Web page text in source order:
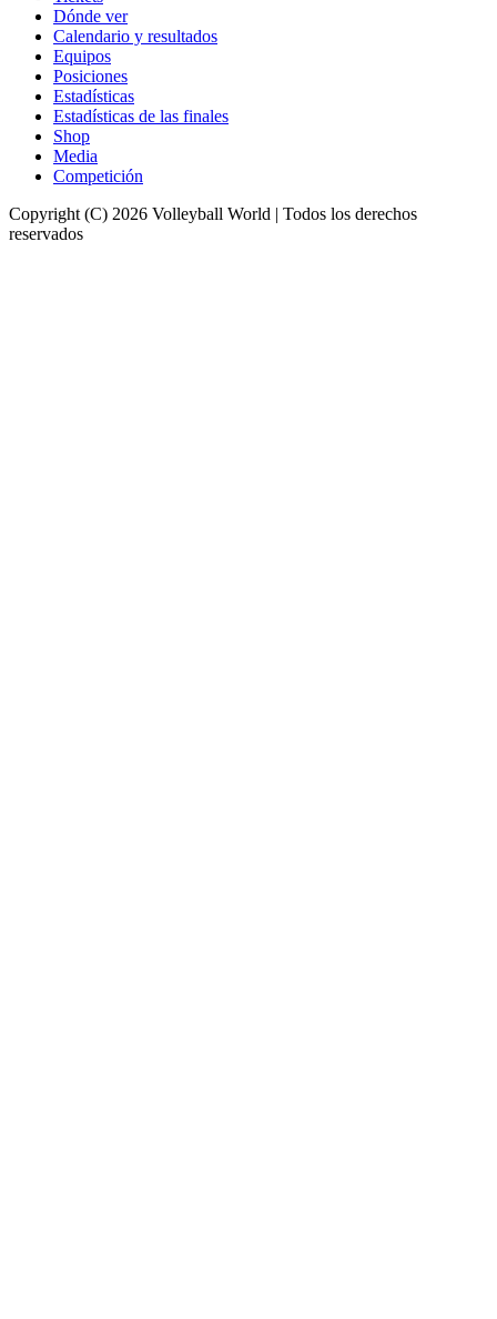
Dónde ver
Calendario y resultados
Equipos
Posiciones
Estadísticas
Estadísticas de las finales
Shop
Media
Competición
Copyright (C) 2026 Volleyball World | Todos los derechos
reservados